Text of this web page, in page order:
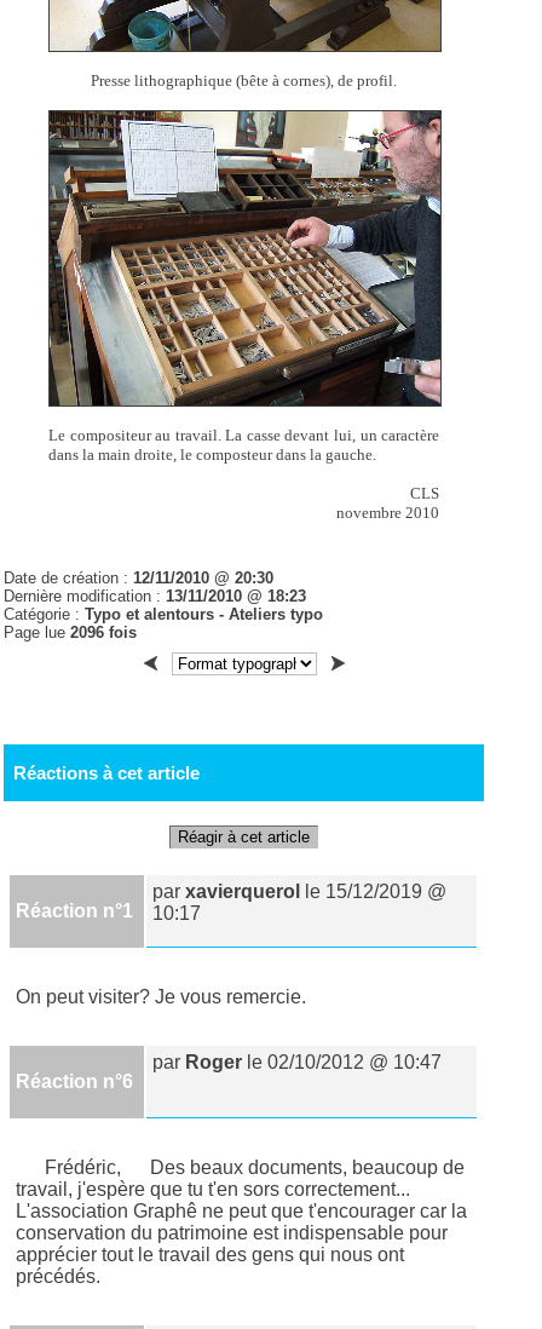
Presse lithographique (bête à cornes), de profil.
Le compositeur au travail. La casse devant lui, un caractère
dans la main droite, le composteur dans la gauche.
CLS
novembre 2010
Date de création : 12/11/2010 @ 20:30
Dernière modification : 13/11/2010 @ 18:23
Catégorie :Typo et alentours -Ateliers typo
Page lue2096 fois
Réactions à cet article
Réagir à cet article
Réaction n°1
parxavierquerol
le 15/12/2019 @
10:17
On peut visiter? Je vous remercie.
Réaction n°6
par Roger le 02/10/2012 @ 10:47
Frédéric, Des beaux documents, beaucoup de
travail, j'espère que tu t'en sors correctement...
L'association Graphê ne peut que t'encourager car la
conservation du patrimoine est indispensable pour
apprécier tout le travail des gens qui nous ont
précédés.